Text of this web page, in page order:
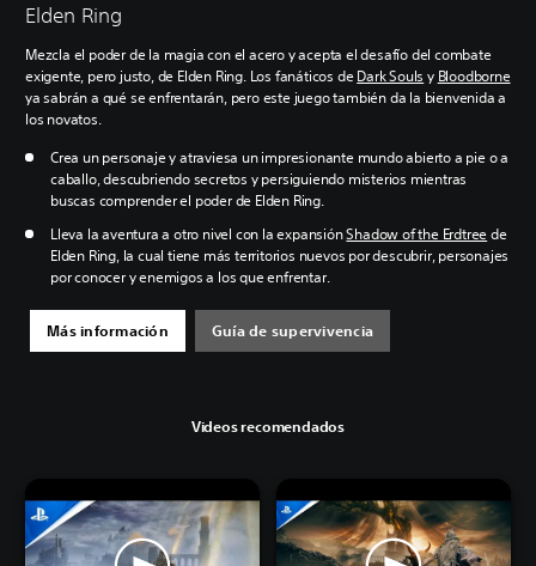
Elden Ring
Mezcla el poder de la magia con el acero y acepta el desafío del combate
exigente, pero justo, de Elden Ring. Los fanáticos deDark Souls y Bloodborne
ya sabrán a qué se enfrentarán, pero este juego también da la bienvenida a
los novatos.
Crea un personaje y atraviesa un impresionante mundo abierto a pie o a
caballo, descubriendo secretos y persiguiendo misterios mientras
buscas comprender el poder de Elden Ring.
Lleva la aventura a otro nivel con la expansiónShadow of the Erdtreede
Elden Ring, la cual tiene más territorios nuevos por descubrir, personajes
por conocer y enemigos a los que enfrentar.
Más información Guía de supervivencia
Videos recomendados